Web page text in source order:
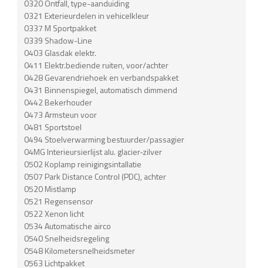
0320 Ontfall, type-aanduiding
0321 Exterieurdelen in vehicelkleur
0337 M Sportpakket
0339 Shadow-Line
0403 Glasdak elektr.
0411 Elektr.bediende ruiten, voor/achter
0428 Gevarendriehoek en verbandspakket
0431 Binnenspiegel, automatisch dimmend
0442 Bekerhouder
0473 Armsteun voor
0481 Sportstoel
0494 Stoelverwarming bestuurder/passagier
04MG Interieursierlijst alu. glacier-zilver
0502 Koplamp reinigingsintallatie
0507 Park Distance Control (PDC), achter
0520 Mistlamp
0521 Regensensor
0522 Xenon licht
0534 Automatische airco
0540 Snelheidsregeling
0548 Kilometersnelheidsmeter
0563 Lichtpakket